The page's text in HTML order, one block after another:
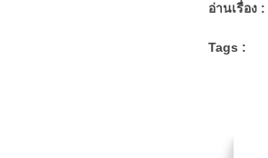
อ่านเรื่อง :
Tags :